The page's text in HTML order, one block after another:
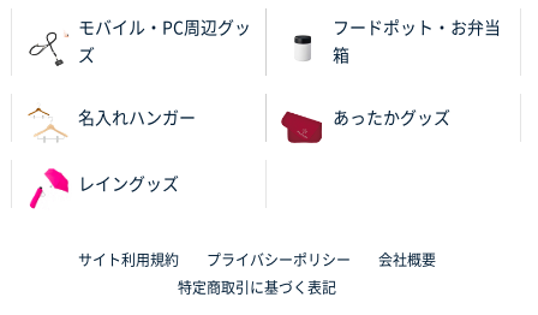
サイトが見やすい
ワンポイントポリ袋 A4サイズ
サイト構成が解りやすかったから
ブックメモ付箋
200枚
2025年10月16日 10:30
モバイル・PC周辺グッ
ズ
フードポット・お弁当
箱
名入れハンガー あったかグッズ
レイングッズ
サイト利用規約 プライバシーポリシー
会社概要
特定商取引に基づく表記